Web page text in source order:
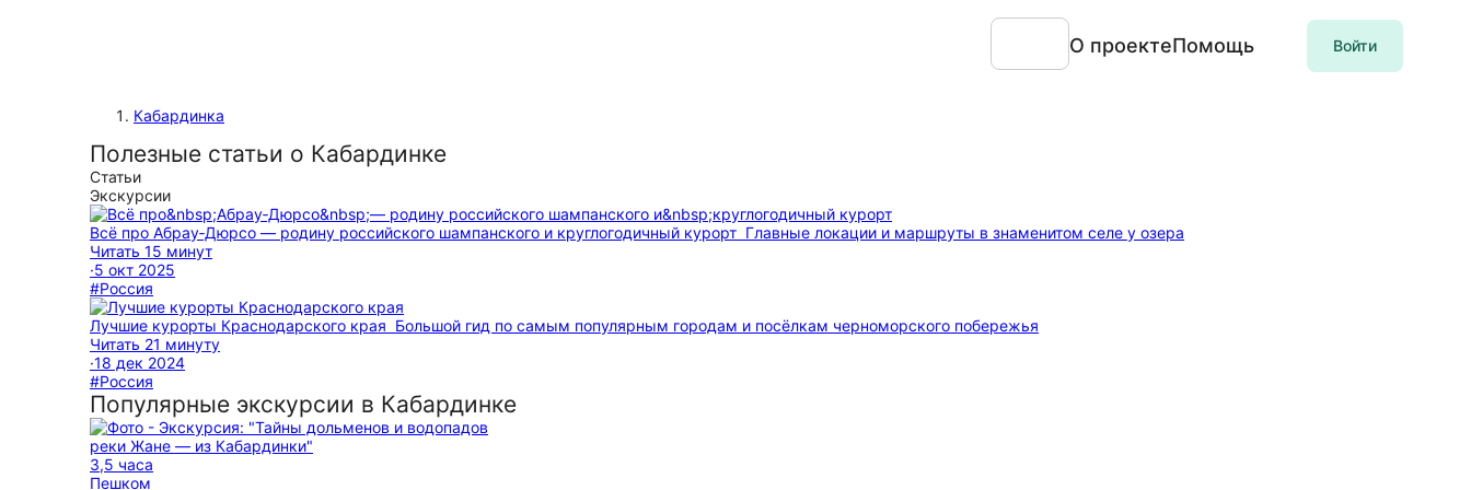
О проектеПомощь Войти
Кабардинка
Полезные статьи о Кабардинке
Статьи
Экскурсии
Всё про Абрау‑Дюрсо — родину российского шампанского и круглогодичный курорт Главные локации и маршруты в знаменитом селе у озера
Читать 15 минут
·5 окт 2025
#Россия
Лучшие курорты Краснодарского края Большой гид по самым популярным городам и посёлкам черноморского побережья
Читать 21 минуту
·18 дек 2024
#Россия
Популярные экскурсии в Кабардинке
3,5 часа
Пешком